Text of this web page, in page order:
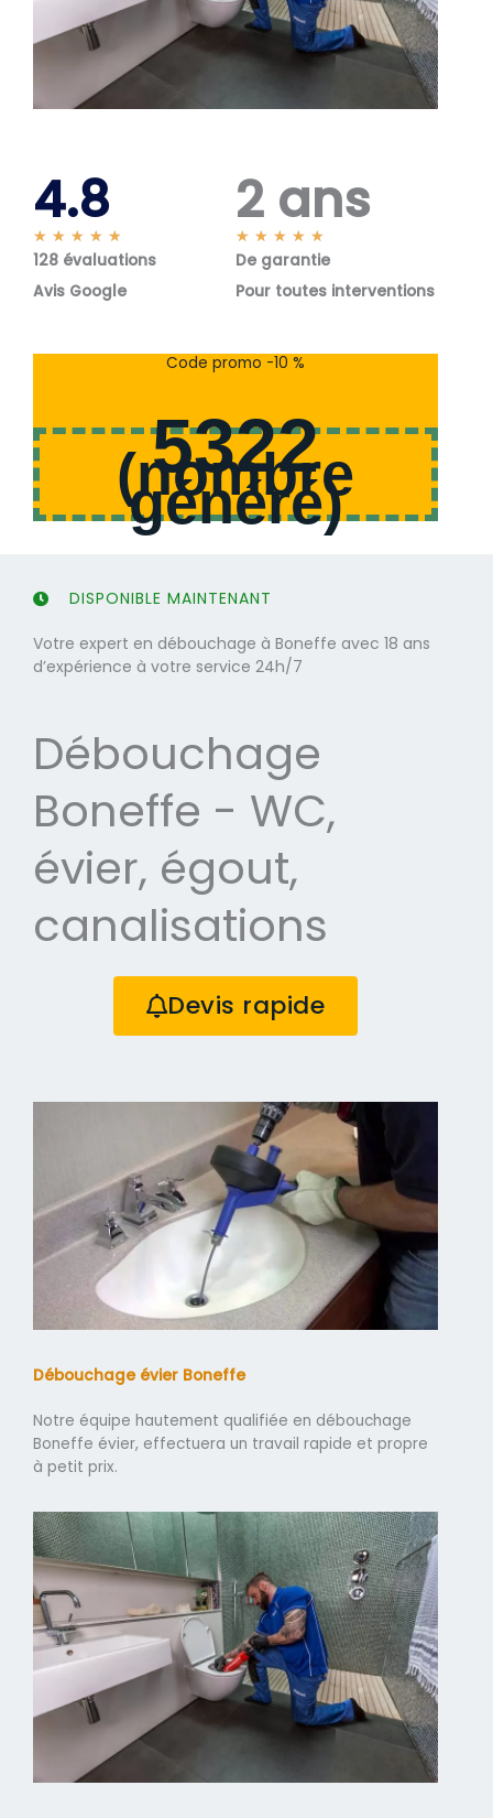
4.8
★ ★ ★ ★ ★
o
s
128 évaluations
Avis Google
2 ans
★ ★ ★ ★ ★
o
s
De garantie
Pour toutes interventions
Code promo -10 %
5322
(nombre
généré)
DISPONIBLE MAINTENANT
Votre expert en débouchage à Boneffe avec 18 ans
d’expérience à votre service 24h/7
Débouchage
Boneffe - WC,
évier, égout,
canalisations
Devis rapide
Débouchage évier Boneffe
Notre équipe hautement qualifiée en débouchage
Boneffe évier, effectuera un travail rapide et propre
à petit prix.